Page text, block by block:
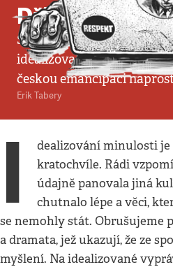
Dřív jsme byli
Škoda, že tvůrci televizní
idealizovali střet Tyla a
českou emancipaci
Erik Tabery
I
dealizování minulosti je
kratochvíle. Rádi
údajně panovala jiná
chutnalo lépe a věci,
se nemohly stát. Obrušujeme
a dramata, jež ukazují, že ze
myšlení. Na idealizované